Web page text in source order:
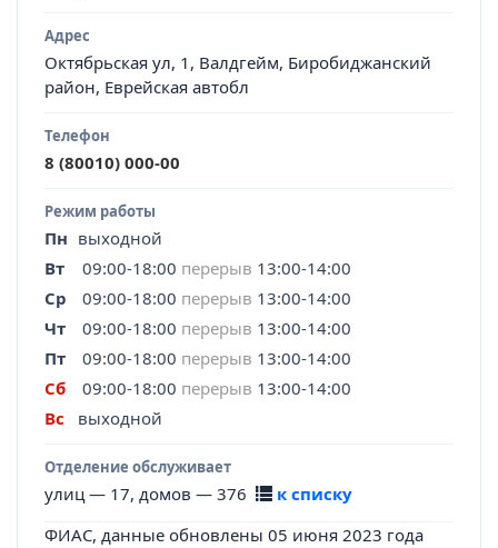
Адрес
Октябрьская ул, 1, Валдгейм, Биробиджанский
район, Еврейская автобл
Телефон
8 (80010) 000-00
Режим работы
Пн выходной
Вт
09:00-18:00 перерыв 13:00-14:00
Ср
09:00-18:00 перерыв 13:00-14:00
Чт
09:00-18:00 перерыв 13:00-14:00
Пт
09:00-18:00 перерыв 13:00-14:00
Сб
09:00-18:00 перерыв 13:00-14:00
Вс
выходной
Отделение обслуживает
улиц — 17, домов — 376 к списку
ФИАС, данные обновлены 05 июня 2023 года